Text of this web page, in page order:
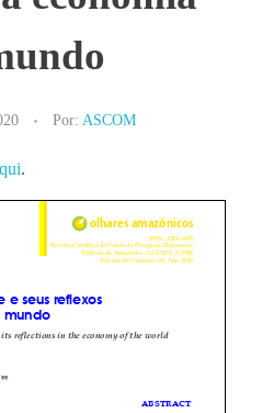
Por: ASCOM
.